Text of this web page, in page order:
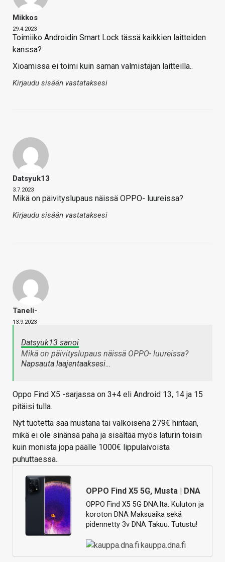
Mikkos
29.4.2023
Toimiiko Androidin Smart Lock tässä kaikkien laitteiden
kanssa?
Xioamissa ei toimi kuin saman valmistajan laitteilla..
Kirjaudu sisään vastataksesi
Datsyuk13
3.7.2023
Mikä on päivityslupaus näissä OPPO- luureissa?
Kirjaudu sisään vastataksesi
Taneli-
13.9.2023
Datsyuk13 sanoi
Mikä on päivityslupaus näissä OPPO- luureissa?
Napsauta laajentaaksesi…
Oppo Find X5 -sarjassa on 3+4 eli Android 13, 14 ja 15
pitäisi tulla.
Nyt tuotetta saa mustana tai valkoisena 279€ hintaan,
mikä ei ole sinänsä paha ja sisältää myös laturin toisin
kuin monista jopa päälle 1000€ lippulaivoista
puhuttaessa..
OPPO Find X5 5G, Musta | DNA
OPPO Find X5 5G DNA:lta. Kuluton ja
koroton DNA Maksuaika sekä
pidennetty 3v DNA Takuu. Tutustu!
kauppa.dna.fi